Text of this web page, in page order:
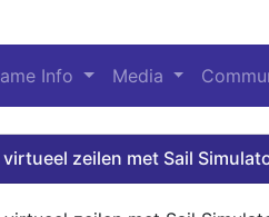
Info Media
virtueel zeilen met Sail